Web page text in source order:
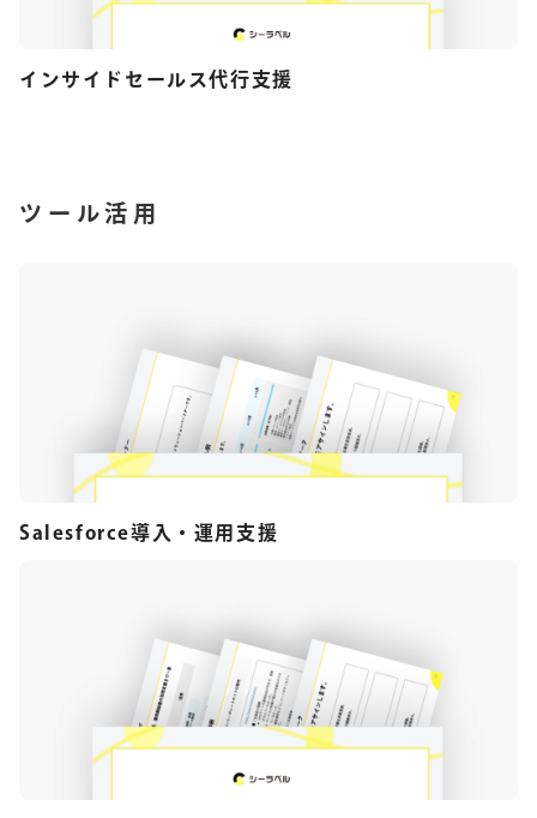
インサイドセールス代行支援
ツール活用
Salesforce導入・運用支援